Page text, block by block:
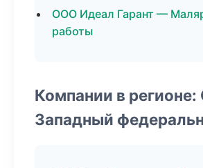
ООО Идеал Гарант —
работы
Компании в
Западный